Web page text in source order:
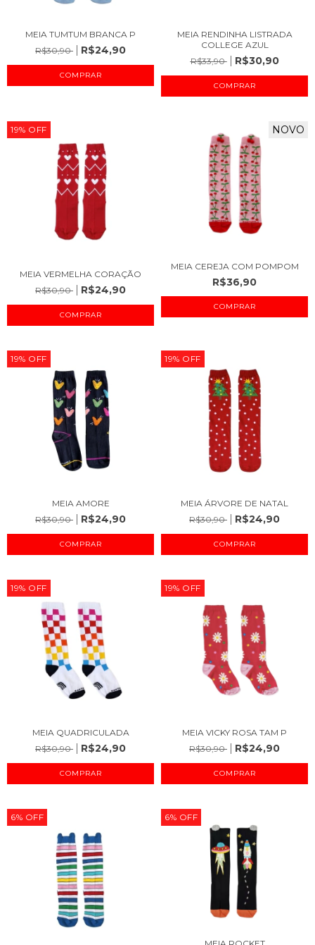
MEIA TUMTUM BRANCA P
R$30,90
R$24,90
COMPRAR
MEIA RENDINHA LISTRADA
COLLEGE AZUL
R$33,90
R$30,90
COMPRAR
19% OFF
MEIA VERMELHA CORAÇÃO
R$30,90
R$24,90
COMPRAR
NOVO
MEIA CEREJA COM POMPOM
R$36,90
COMPRAR
19% OFF
MEIA AMORE
R$30,90
R$24,90
COMPRAR
19% OFF
MEIA ÁRVORE DE NATAL
R$30,90
R$24,90
COMPRAR
19% OFF
MEIA QUADRICULADA
R$30,90
R$24,90
COMPRAR
19% OFF
MEIA VICKY ROSA TAM P
R$30,90
R$24,90
COMPRAR
6% OFF 6% OFF